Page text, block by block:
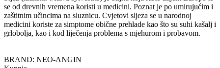
se od drevnih vremena koristi u medicini. Poznat je po umirujućim i
zaštitnim učincima na sluznicu. Cvjetovi sljeza se u narodnoj
medicini koriste za simptome obične prehlade kao što su suhi kašalj i
grlobolja, kao i kod liječenja problema s mjehurom i probavom.
BRAND: NEO-ANGIN